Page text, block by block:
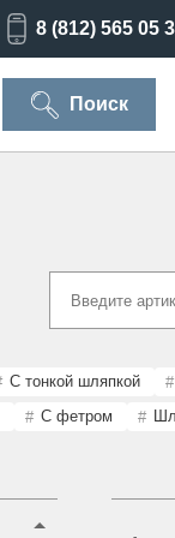
8 (812) 565 05
Поиск
С тонкой шляпкой
С фетром